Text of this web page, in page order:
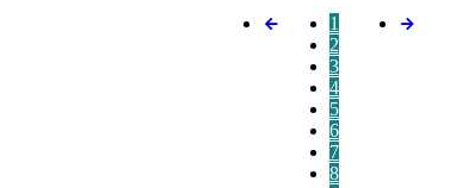
1
2
3
4
5
6
7
8